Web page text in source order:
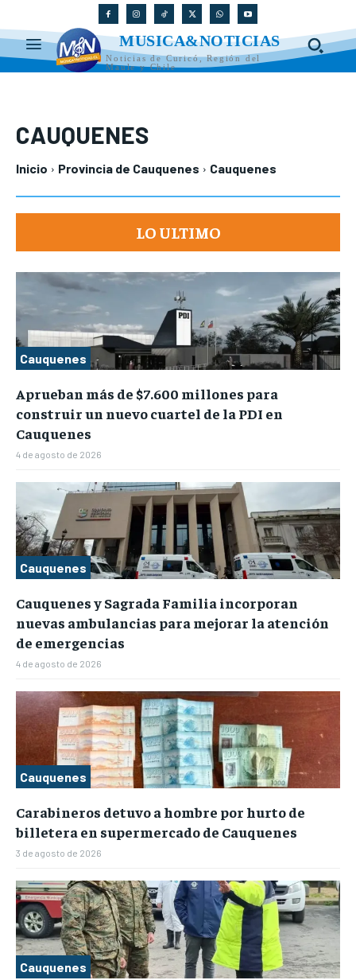
MUSICA&NOTICIAS
Noticias de Curicó, Región del
Maule y Chile
CAUQUENES
Inicio Provincia de Cauquenes Cauquenes
LO ULTIMO
Cauquenes
Aprueban más de $7.600 millones para
construir un nuevo cuartel de la PDI en
Cauquenes
4 de agosto de 2026
Cauquenes
Cauquenes y Sagrada Familia incorporan
nuevas ambulancias para mejorar la atención
de emergencias
4 de agosto de 2026
Cauquenes
Carabineros detuvo a hombre por hurto de
billetera en supermercado de Cauquenes
3 de agosto de 2026
Cauquenes